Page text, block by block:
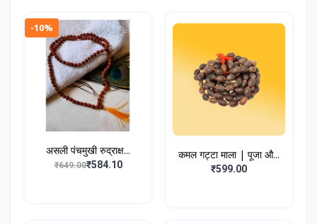
-10%
असली पंचमुखी रुद्राक्ष...
₹649.00₹584.10
कमल गट्टा माला | पूजा औ...
₹599.00